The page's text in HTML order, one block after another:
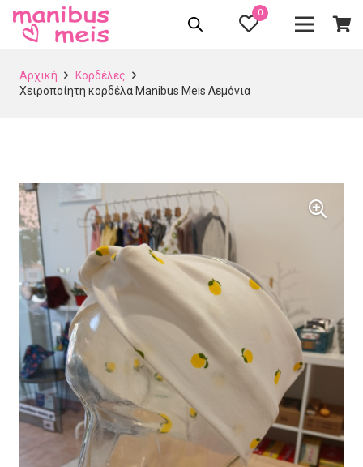
0
Αρχική
Κορδέλες
Χειροποίητη κορδέλα Manibus Meis Λεμόνια